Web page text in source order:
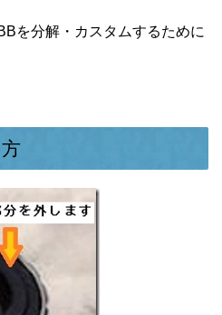
を分解・カスタムするために